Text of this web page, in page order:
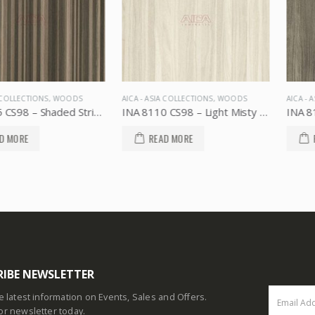
,WOODS
INA 8105 CS98 – Shaded Stripy Oak, AICA Asia Collections
AICA - ASIA COLLECTIONS,WOODS
INA 8110 CS98 – Light Misty Walnut, AICA Asia Collections
READ MORE
AICA - ASIA
READ
NEWSLETTER
latest information on Events, Sales and Offers.
newsletter today.